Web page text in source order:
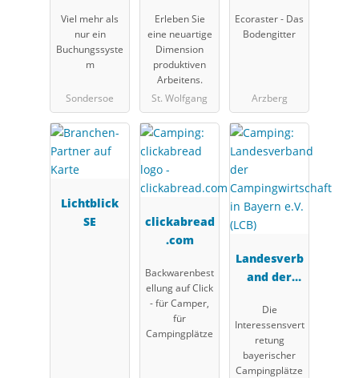
Viel mehr als
nur ein
Buchungssyste
m
Sondersoe
Erleben Sie
eine neuartige
Dimension
produktiven
Arbeitens.
St. Wolfgang
Ecoraster - Das
Bodengitter
Arzberg
Lichtblick
SE
clickabread
.com
Backwarenbest
ellung auf Click
- für Camper,
für
Campingplätze
Landesverb
and der
tschaft in
Bayern e.V.
(LCB)
Die
Interessensvert
retung
bayerischer
Campingplätze